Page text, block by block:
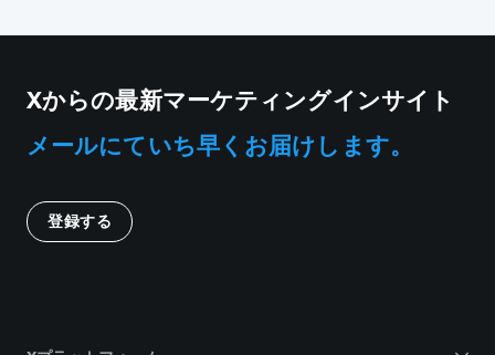
Xからの最新マーケティングインサイト
メールにていち早くお届けします。
登録する